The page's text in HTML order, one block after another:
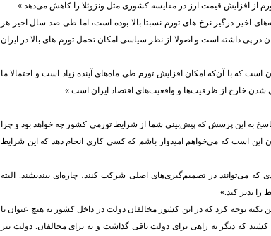
از افزایش قیمت ارز در مقایسه کشوری مثل ونزوئلا را کاهش می‌دهد.»
اخیر درگیر نرخ های تورم نسبتا بالا بوده است، اما طی صد سال اخیر هر
در پی داشته است و اصولا از نظر سیاسی امکان تحمل تورم های بالا در ایران
است که با آن‌که امکان افزایش تورم طی ماه‌های آینده زیاد است و احتمالا ما
شدن خارج از ظرفیت‌ها و واقعیت‌های اقتصاد ایران است.»
پاسخ به این پرسش که پیش‌بینی شما از شرایط تورمی کشور چه خواهد بود و چرا
این است که می‌خواهم امیدوار باشم که کسی کاری انجام دهد که این شرایط
که می‌توانند در تصمیم‌گیری‌های اصلی شرکت کنند، چاره‌ای بیندیشند. البته
را بدتر کند.»
نکته توجه کرد که در این کشور مخالفان دولت در داخل کشور به هیچ عنوان با
کشید که دیگر نه راهی برای دولت باقی گذاشت و نه برای مخالفان. دولت نیز